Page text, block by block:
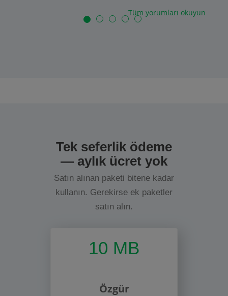
Tüm yorumları okuyun
Tek seferlik ödeme
— aylık ücret yok
Satın alınan paketi bitene kadar
kullanın. Gerekirse ek paketler
satın alın.
10 MB
Özgür